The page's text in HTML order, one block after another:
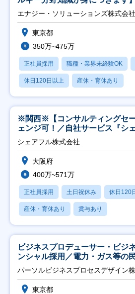
エナジー・ソリューションズ株式会社
東京都
350万~475万
正社員採用 職種・業界未経験OK
休日120日以上 産休・育休あり
※関西※【コンサルティングセ
ェンジ可！／自社サービス『シ
シェアフル株式会社
大阪府
400万~571万
正社員採用 土日祝休み 休日120
産休・育休あり 賞与あり
ビジネスプロデューサー・ビジ
ンシャル採用／電力・ガス等の
ト推進】
パーソルビジネスプロセスデザイン
東京都